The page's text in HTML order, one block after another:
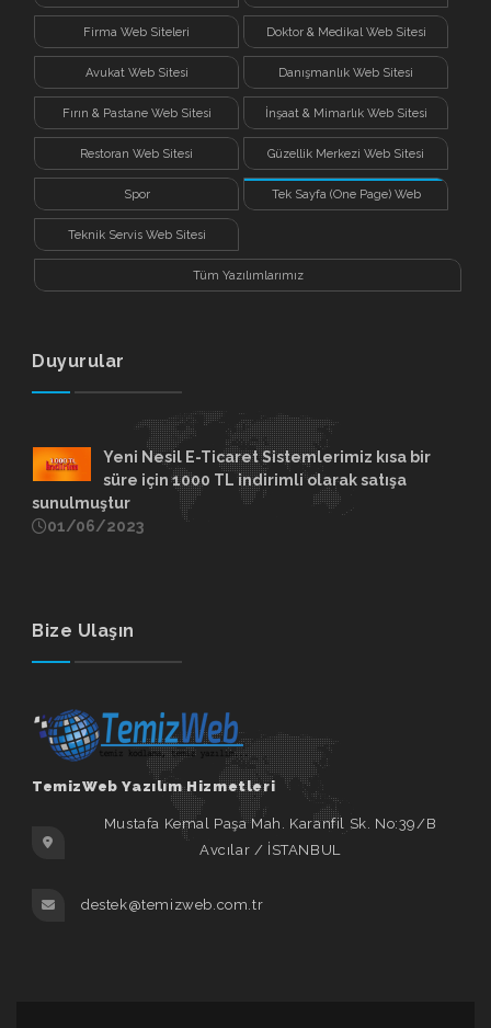
Firma Web Siteleri Doktor & Medikal Web Sitesi
Avukat Web Sitesi Danışmanlık Web Sitesi
Fırın & Pastane Web Sitesi İnşaat & Mimarlık Web Sitesi
Restoran Web Sitesi Güzellik Merkezi Web Sitesi
Spor Tek Sayfa (One Page) Web
Teknik Servis Web Sitesi
Tüm Yazılımlarımız
Duyurular
Yeni Nesil E-Ticaret Sistemlerimiz kısa bir
süre için 1000 TL indirimli olarak satışa
sunulmuştur
01/06/2023
Bize Ulaşın
TemizWeb Yazılım Hizmetleri
Mustafa Kemal Paşa Mah. Karanfil Sk. No:39/B
Avcılar / İSTANBUL
destek@temizweb.com.tr